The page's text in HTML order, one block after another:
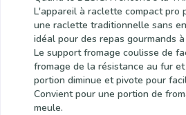
L'appareil à raclette compact pro
une raclette traditionnelle sans
idéal pour des repas gourmands
Le support fromage coulisse de
fromage de la résistance au fur
portion diminue et pivote pour
Convient pour une portion de
meule.